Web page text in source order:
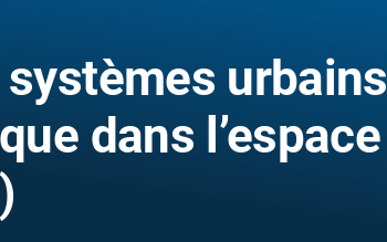
urbains
dans l’espace